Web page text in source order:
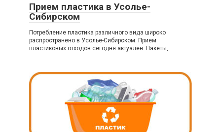
Прием пластика в Усолье-
Сибирском
Потребление пластика различного вида широко
распространено в Усолье-Сибирском. Прием
пластиковых отходов сегодня актуален. Пакеты,